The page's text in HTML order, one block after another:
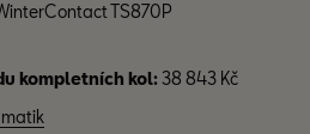
TS870P
kompletních kol:38 843 Kč